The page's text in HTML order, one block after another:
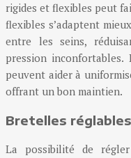
rigides et flexibles peut
flexibles s’adaptent
entre les seins,
pression inconfortables.
peuvent aider à
offrant un bon maintien.
Bretelles
La possibilité de